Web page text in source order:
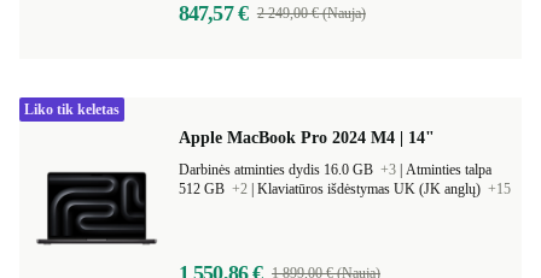
847,57 € 2 249,00 € (Nauja)
Apple MacBook Pro 2024 M4 | 14"
Darbinės atminties dydis 16.0 GB +3 Atminties talpa
512 GB +2 Klaviatūros išdėstymas UK (JK anglų) +15
1 550,86 € 1 899,00 € (Nauja)
Liko tik keletas